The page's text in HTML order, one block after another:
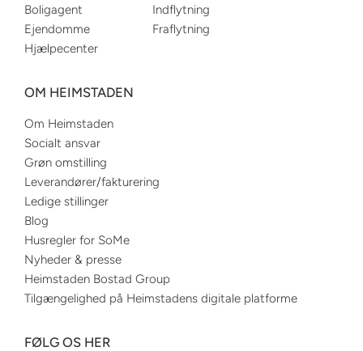
Boligagent
Ejendomme
Hjælpecenter
Indflytning
Fraflytning
OM HEIMSTADEN
Om Heimstaden
Socialt ansvar
Grøn omstilling
Leverandører/fakturering
Ledige stillinger
Blog
Husregler for SoMe
Nyheder & presse
Heimstaden Bostad Group
Tilgængelighed på Heimstadens digitale platforme
FØLG OS HER